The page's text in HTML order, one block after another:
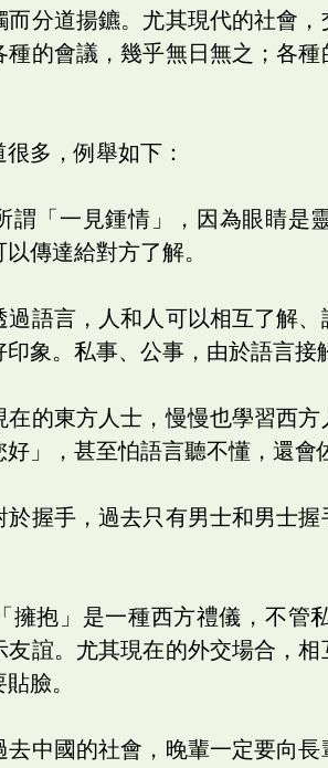
而分道揚鑣。尤其現代的社會
的會議，幾乎無日無之；各
多，例舉如下：
謂「一見鍾情」，因為眼睛是
傳達給對方了解。
語言，人和人可以相互了解
象。私事、公事，由於語言接
在的東方人士，慢慢也學習西
」，甚至怕語言聽不懂，還會
於握手，過去只有男士和男士
擁抱」是一種西方禮儀，不管
誼。尤其現在的外交場合，
臉。
去中國的社會，晚輩一定要向